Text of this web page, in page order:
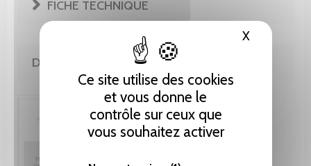
Ce site utilise des cookies
et vous donne le
contrôle sur ceux que
vous souhaitez activer
XMasquer
FICHE TECHNIQUE
DE MÊME AUTEUR(E)